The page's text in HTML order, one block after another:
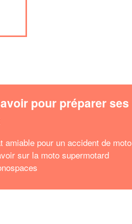
pour préparer ses
amiable pour un accident de moto
sur la moto supermotard